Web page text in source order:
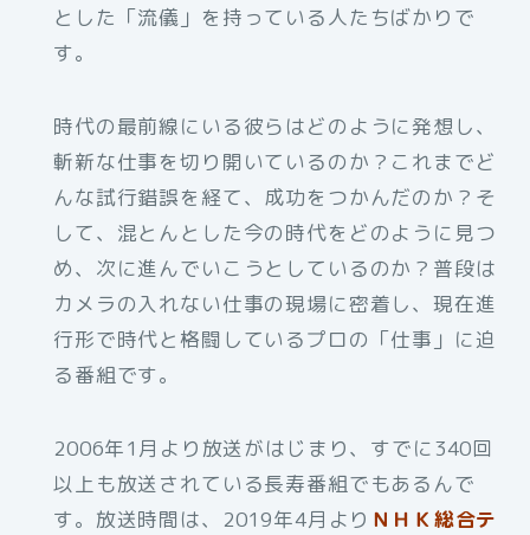
とした「流儀」を持っている人たちばかりで
す。
時代の最前線にいる彼らはどのように発想し、
斬新な仕事を切り開いているのか？これまでど
んな試行錯誤を経て、成功をつかんだのか？そ
して、混とんとした今の時代をどのように見つ
め、次に進んでいこうとしているのか？普段は
カメラの入れない仕事の現場に密着し、現在進
行形で時代と格闘しているプロの「仕事」に迫
る番組です。
2006年1月より放送がはじまり、すでに340回
以上も放送されている長寿番組でもあるんで
す。放送時間は、2019年4月より ＮＨＫ総合テ